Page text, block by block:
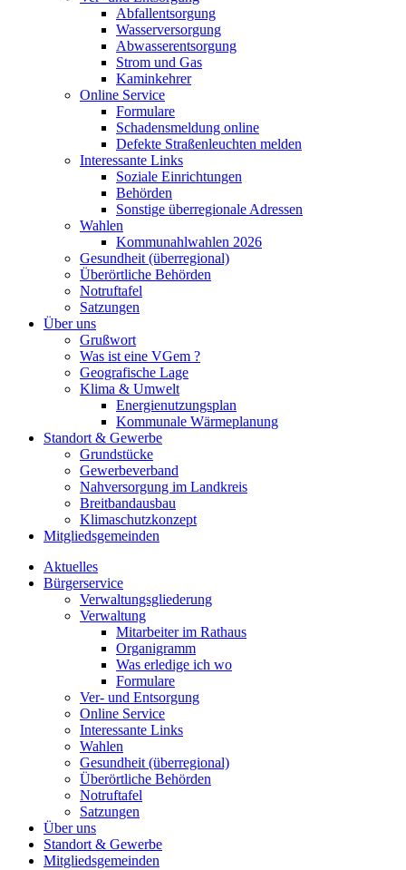
Abfallentsorgung
Wasserversorgung
Abwasserentsorgung
Strom und Gas
Kaminkehrer
Online Service
Formulare
Schadensmeldung online
Defekte Straßenleuchten melden
Interessante Links
Soziale Einrichtungen
Behörden
Sonstige überregionale Adressen
Wahlen
Kommunahlwahlen 2026
Gesundheit (überregional)
Überörtliche Behörden
Notruftafel
Satzungen
Über uns
Grußwort
Was ist eine VGem ?
Geografische Lage
Klima & Umwelt
Energienutzungsplan
Kommunale Wärmeplanung
Standort & Gewerbe
Grundstücke
Gewerbeverband
Nahversorgung im Landkreis
Breitbandausbau
Klimaschutzkonzept
Mitgliedsgemeinden
Aktuelles
Bürgerservice
Verwaltungsgliederung
Verwaltung
Mitarbeiter im Rathaus
Organigramm
Was erledige ich wo
Formulare
Ver- und Entsorgung
Online Service
Interessante Links
Wahlen
Gesundheit (überregional)
Überörtliche Behörden
Notruftafel
Satzungen
Über uns
Standort & Gewerbe
Mitgliedsgemeinden